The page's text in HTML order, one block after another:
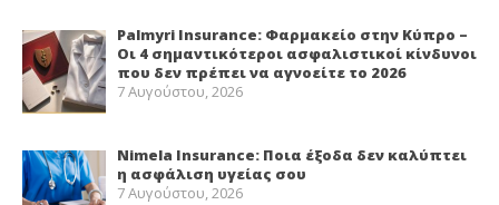
Palmyri Insurance: Φαρμακείο στην Κύπρο –
Οι 4 σημαντικότεροι ασφαλιστικοί κίνδυνοι
που δεν πρέπει να αγνοείτε το 2026
7 Αυγούστου, 2026
Nimela Insurance: Ποια έξοδα δεν καλύπτει
η ασφάλιση υγείας σου
7 Αυγούστου, 2026